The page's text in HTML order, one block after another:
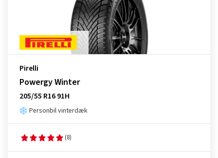
Pirelli
Powergy Winter
205/55 R16 91H
Personbil vinterdæk
(8)